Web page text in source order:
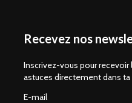
Recevez nos
Inscrivez-vous pour
astuces directement dans
E-mail